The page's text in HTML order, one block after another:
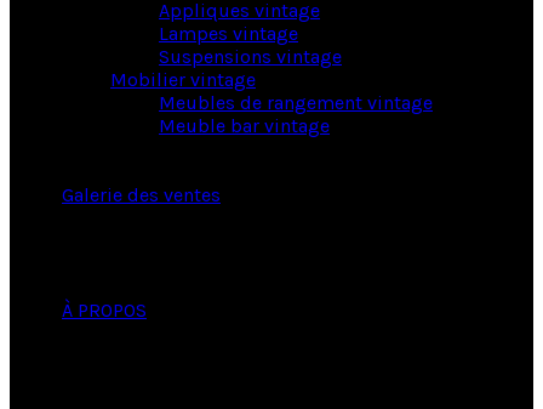
Appliques vintage
Lampes vintage
Suspensions vintage
Mobilier vintage
Meubles de rangement vintage
Meuble bar vintage
Galerie des ventes
À PROPOS